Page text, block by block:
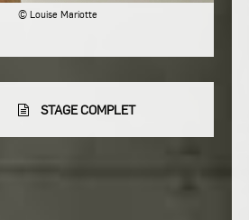
© Louise Mariotte
STAGE COMPLET